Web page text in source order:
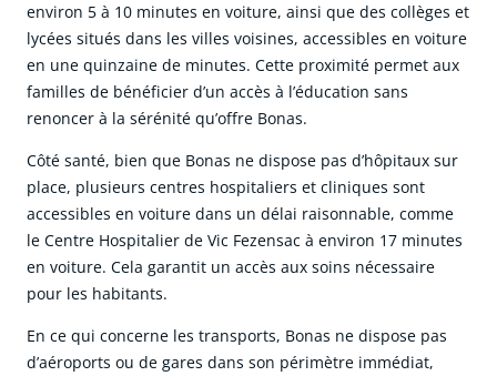
environ 5 à 10 minutes en voiture, ainsi que des collèges et
lycées situés dans les villes voisines, accessibles en voiture
en une quinzaine de minutes. Cette proximité permet aux
familles de bénéficier d’un accès à l’éducation sans
renoncer à la sérénité qu’offre Bonas.
Côté santé, bien que Bonas ne dispose pas d’hôpitaux sur
place, plusieurs centres hospitaliers et cliniques sont
accessibles en voiture dans un délai raisonnable, comme
le Centre Hospitalier de Vic Fezensac à environ 17 minutes
en voiture. Cela garantit un accès aux soins nécessaire
pour les habitants.
En ce qui concerne les transports, Bonas ne dispose pas
d’aéroports ou de gares dans son périmètre immédiat,